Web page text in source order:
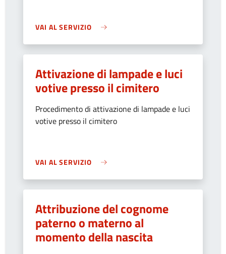
VAI AL SERVIZIO
Attivazione di lampade e luci
votive presso il cimitero
Procedimento di attivazione di lampade e luci
votive presso il cimitero
VAI AL SERVIZIO
Attribuzione del cognome
paterno o materno al
momento della nascita